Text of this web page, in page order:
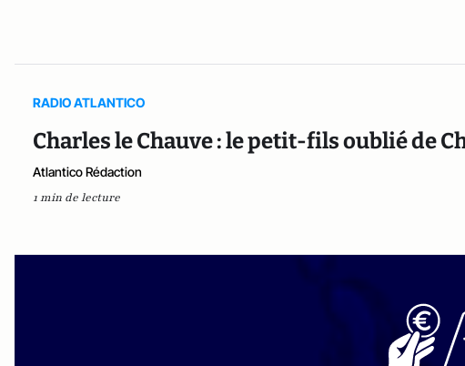
RADIO ATLANTICO
Charles le Chauve : le petit-fils oublié de
Atlantico Rédaction
1 min de lecture